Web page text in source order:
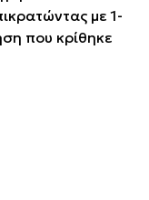
με 1-
που κρίθηκε